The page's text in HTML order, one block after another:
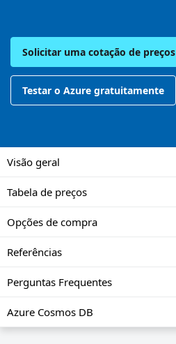
Solicitar uma cotação de preços
Testar o Azure gratuitamente
Visão geral
Tabela de preços
Opções de compra
Referências
Perguntas Frequentes
Azure Cosmos DB